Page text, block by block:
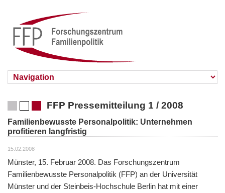
FFP Pressemitteilung 1 / 2008
Familienbewusste Personalpolitik: Unternehmen
profitieren langfristig
15.02.2008
Münster, 15. Februar 2008. Das Forschungszentrum
Familienbewusste Personalpolitik (FFP) an der Universität
Münster und der Steinbeis-Hochschule Berlin hat mit einer